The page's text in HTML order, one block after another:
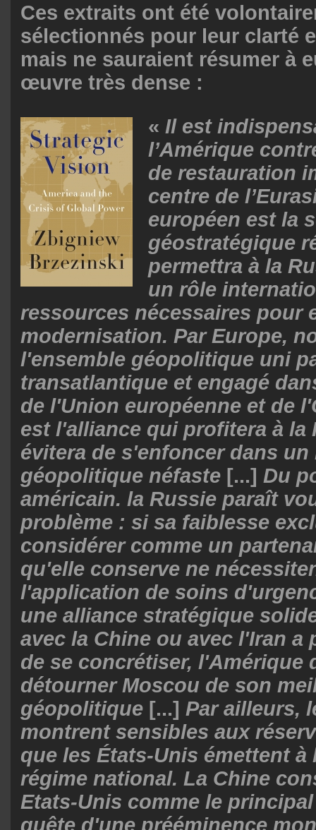
Ces extraits ont été
sélectionnés pour leur clarté
mais ne sauraient résumer à
œuvre très dense :
« Il est
l’Amérique
de restauration
centre de
européen est la
géostratégique
permettra à la
un rôle
ressources nécessaires pour
modernisation. Par Europe,
l'ensemble géopolitique uni
transatlantique et engagé
de l'Union européenne et de
est l'alliance qui profitera à la
évitera de s'enfoncer dans
géopolitique néfaste [...] Du
américain. la Russie paraît
problème : si sa faiblesse
considérer comme un
qu'elle conserve ne
l'application de soins
une alliance stratégique
avec la Chine ou avec l'Iran a
de se concrétiser, l'Amérique
détourner Moscou de son
géopolitique [...] Par ailleurs,
montrent sensibles aux
que les États-Unis émettent à
régime national. La Chine
Etats-Unis comme le
quête d'une prééminence